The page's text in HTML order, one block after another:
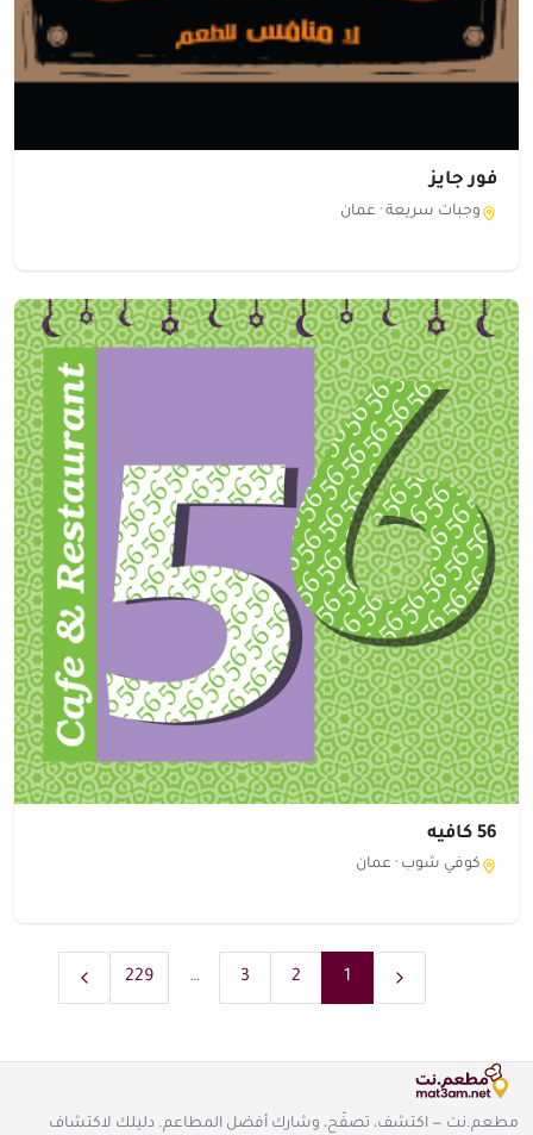
فور جايز
وجبات سريعة · عمان
56 كافيه
كوفي شوب · عمان
1
2
3
…
229
مطعم.نت — اكتشف، تصفّح، وشارك أفضل المطاعم. دليلك لاكتشاف